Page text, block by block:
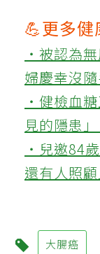
💪更多健
‧被認為
婦慶幸沒
‧健檢血
見的隱患
‧兒邀84
還有人照
大腸癌